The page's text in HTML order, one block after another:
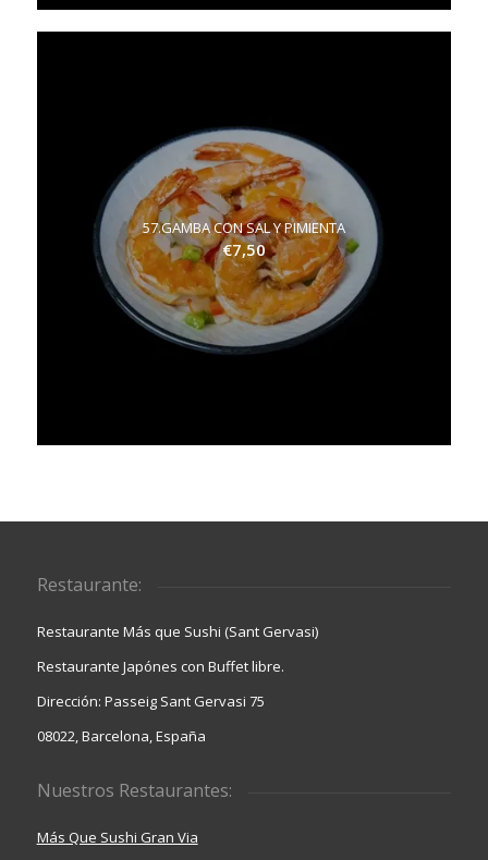
57.GAMBA CON SAL Y PIMIENTA
€7,50
Restaurante:
Restaurante Más que Sushi (Sant Gervasi)
Restaurante Japónes con Buffet libre.
Dirección: Passeig Sant Gervasi 75
08022, Barcelona, España
Nuestros Restaurantes:
Más Que Sushi Gran Via